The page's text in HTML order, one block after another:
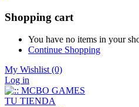
Shopping cart
You have no items in your
Continue Shopping
My Wishlist (0)
Log in